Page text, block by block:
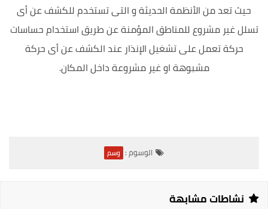
حيث تعد من الأنظمة الحديثة و التى تستخدم للكشف عن أى
تسلل غير مشروع للمناطق المؤمنة عن طريق استخدام حساسات
حركة تعمل على تشغيل الإنذار عند الكشف عن أى حركة
مشبوهة او غير مشروعة داخل المكان.
الوسوم : وسم
نشاطات مشابهة